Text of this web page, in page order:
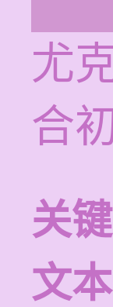
尤
合
关键
文